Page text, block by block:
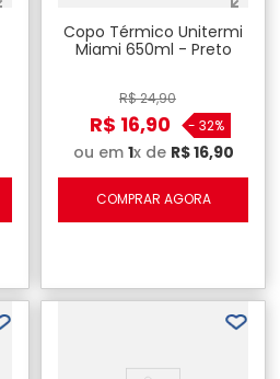
Copo Térmico Unitermi
Miami 650ml - Preto
R$24,90
R$ 16,90 - 32%
ou em 1x de R$16,90
COMPRAR AGORA